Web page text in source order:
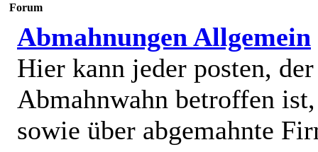
Forum
Abmahnungen Allgemein
Hier kann jeder posten,
Abmahnwahn betroffen ist,
sowie über abgemahnte